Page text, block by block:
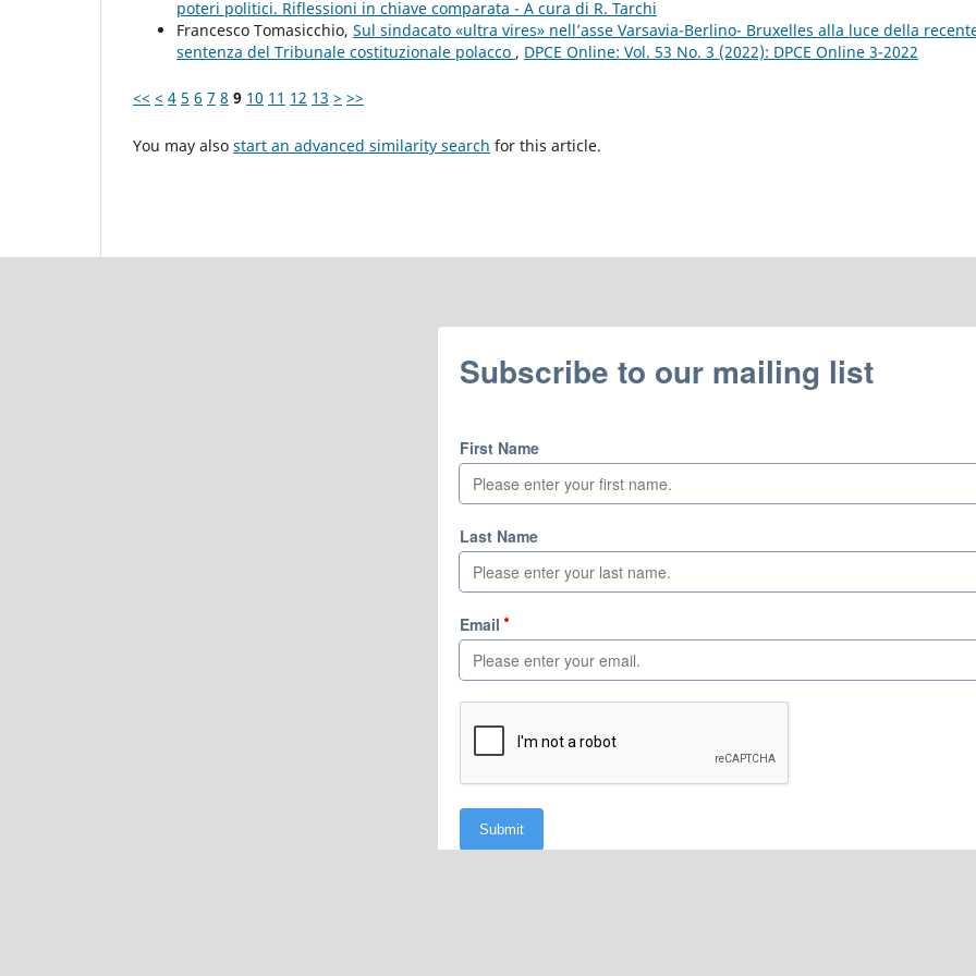
poteri politici. Riflessioni in chiave comparata - A cura di R. Tarchi
Francesco Tomasicchio, Sul sindacato «ultra vires» nell’asse Varsavia-Berlino- Bruxelles alla luce della
sentenza del Tribunale costituzionale polacco , DPCE Online: Vol. 53 No. 3 (2022): DPCE Online 3-2022
<< < 4 5 6 7 8 9 10 11 12 13 > >>
You may also start an advanced similarity search for this article.